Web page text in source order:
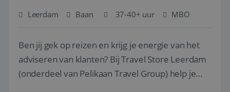
Leerdam Baan 37-40+ uur MBO
Ben jij gek op reizen en krijg je energie van het
adviseren van klanten? Bij Travel Store Leerdam
(onderdeel van Pelikaan Travel Group) help je